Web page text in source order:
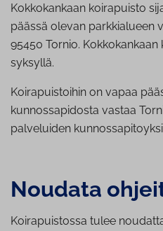
Kokkokankaan koirapuisto
päässä olevan parkkialueen
95450 Tornio.
syksyllä.
Koirapuistoihin on vapaa
kunnossapidosta vastaa
palveluiden
Noudata
Koirapuistossa tulee